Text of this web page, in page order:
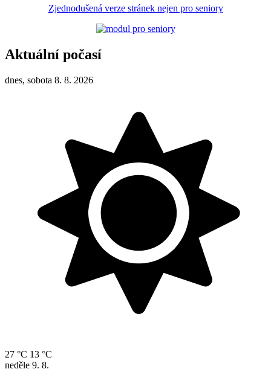
Zjednodušená verze stránek nejen pro seniory
Aktuální počasí
dnes, sobota 8. 8. 2026
27 °C 13 °C
neděle 9. 8.